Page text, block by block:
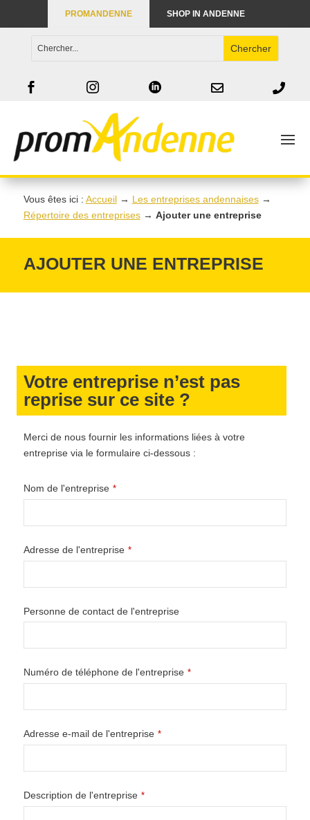
PROMANDENNE SHOP IN ANDENNE
    
Vous êtes ici : Accueil→ Les entreprises andennaises→
Répertoire des entreprises→ Ajouter une entreprise
AJOUTER UNE ENTREPRISE
Votre entreprise n’est pas
reprise sur ce site ?
Merci de nous fournir les informations liées à votre
entreprise via le formulaire ci-dessous :
Nom de l'entreprise *
Adresse de l'entreprise *
Personne de contact de l'entreprise
Numéro de téléphone de l'entreprise *
Adresse e-mail de l'entreprise *
Description de l'entreprise *